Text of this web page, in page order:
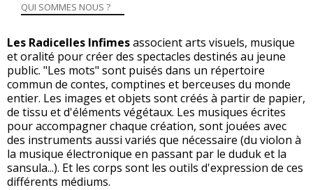
QUI SOMMES NOUS ?
Les Radicelles Infimesassocient arts visuels, musique
et oralité pour créer des spectacles destinés au jeune
public. "Les mots" sont puisés dans un répertoire
commun de contes, comptines et berceuses du monde
entier. Les images et objets sont créés à partir de papier,
de tissu et d'éléments végétaux. Les musiques écrites
pour accompagner chaque création, sont jouées avec
des instruments aussi variés que nécessaire (du violon à
la musique électronique en passant par le duduk et la
sansula...). Et les corps sont les outils d'expression de ces
différents médiums.